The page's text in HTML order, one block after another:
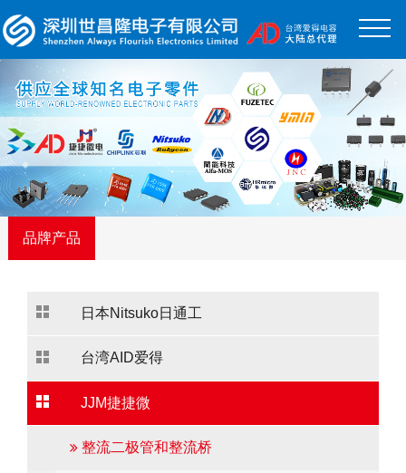
品牌产品
日本Nitsuko日通工
台湾AID爱得
JJM捷捷微
整流二极管和整流桥